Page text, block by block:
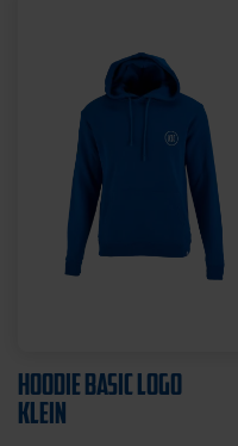
HOODIE BASIC LOGO
KLEIN